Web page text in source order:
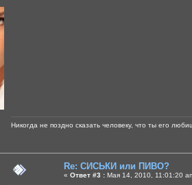
Никогда не поздно сказать человеку, что ты его
Re: СИСЬКИ или ПИВО?
« Ответ #3 : Мая 14, 2010, 11:01:20